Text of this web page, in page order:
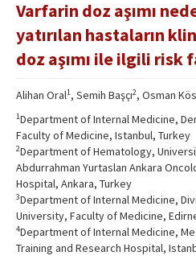
Varfarin doz aşımı
yatırılan hastaların
doz aşımı ile ilgili risk
Alihan Oral1, Semih Başçı2, Osman
1Department of Internal Medicine,
Faculty of Medicine, Istanbul, Turkey
2Department of Hematology,
Abdurrahman Yurtaslan Ankara
Hospital, Ankara, Turkey
3Department of Internal Medicine,
University, Faculty of Medicine,
4Department of Internal Medicine,
Training and Research Hospital,